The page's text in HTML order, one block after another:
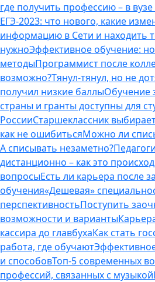
где получить профессию – в вузе
ЕГЭ-2023: что нового, какие
информацию в Сети и находить
нужноЭффективное обучение:
методыПрограммист после
возможно?Тянул-тянул, но не
получил низкие баллыОбучение
страны и гранты доступны для
РоссииСтаршеклассник
как не ошибитьсяМожно ли
А списывать незаметно?
дистанционно – как это
вопросыЕсть ли карьера после
обучения«Дешевая»
перспективностьПоступить
возможности и варианты
кассира до главбухаКак стать
работа, где обучают
и способовТоп-5 современных
профессий, связанных с музыкой